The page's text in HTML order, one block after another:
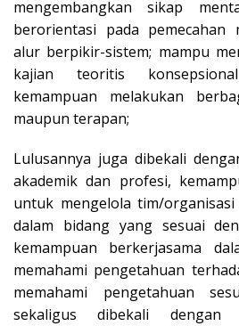
mengembangkan sikap
berorientasi pada pemecahan
alur berpikir-sistem; mampu
kajian teoritis
kemampuan melakukan
maupun terapan;
Lulusannya juga dibekali
akademik dan profesi,
untuk mengelola tim/
dalam bidang yang sesuai
kemampuan berkerjasama
memahami pengetahuan
memahami pengetahuan
sekaligus dibekali dengan